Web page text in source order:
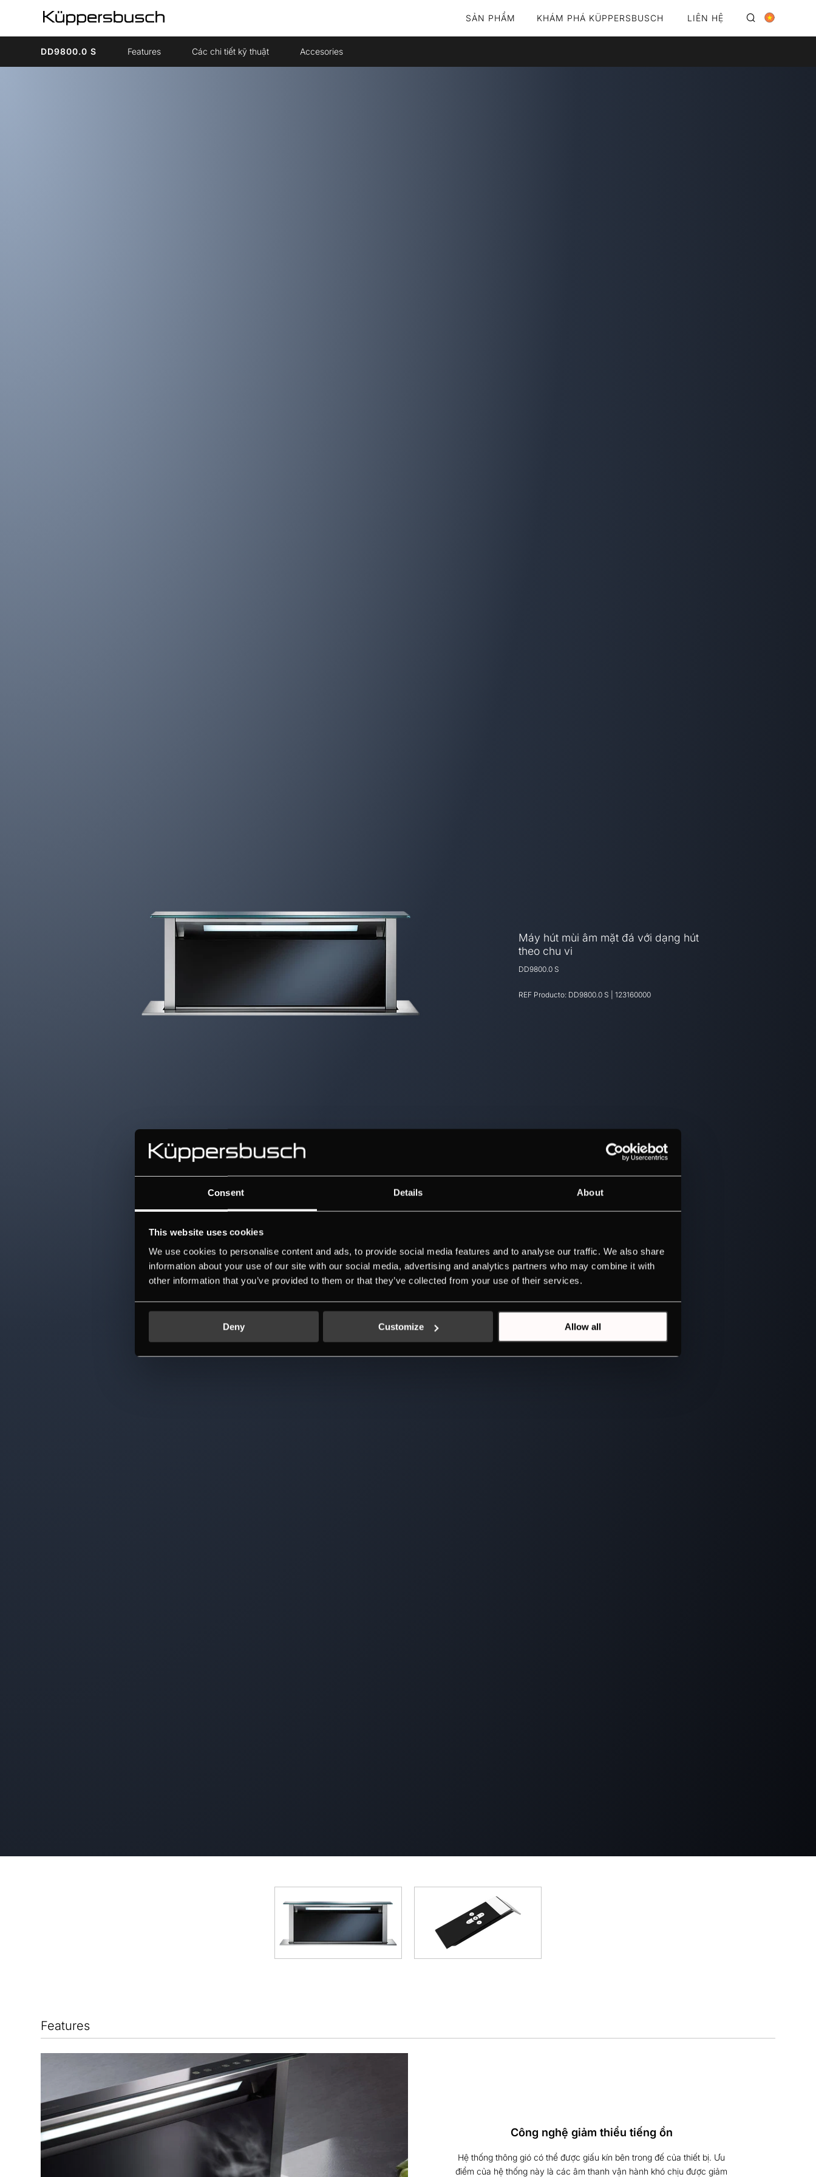
Consent Details About
This website uses cookies
We use cookies to personalise content and ads, to provide social media features and to analyse our traffic. We also share
information about your use of our site with our social media, advertising and analytics partners who may combine it with
other information that you’ve provided to them or that they’ve collected from your use of their services.
Deny Customize Allow all
SẢN PHẨM KHÁM PHÁ KÜPPERSBUSCH LIÊN HỆ
DD9800.0 S Features Các chi tiết kỹ thuật Accesories
Máy hút mùi âm mặt đá với dạng hút
theo chu vi
DD9800.0 S
REF Producto: DD9800.0 S 123160000
Features
Công nghệ giảm thiểu tiếng ồn
Hệ thống thông gió có thể được giấu kín bên trong đế của thiết bị. Ưu
điểm của hệ thống này là các âm thanh vận hành khó chịu được giảm